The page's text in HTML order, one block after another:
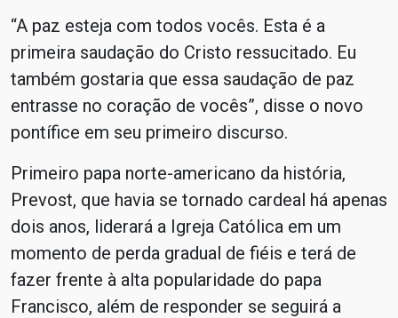
“A paz esteja com todos vocês. Esta é a
primeira saudação do Cristo ressucitado. Eu
também gostaria que essa saudação de paz
entrasse no coração de vocês”, disse o novo
pontífice em seu primeiro discurso.
Primeiro papa norte-americano da história,
Prevost, que havia se tornado cardeal há apenas
dois anos, liderará a Igreja Católica em um
momento de perda gradual de fiéis e terá de
fazer frente à alta popularidade do papa
Francisco, além de responder se seguirá a